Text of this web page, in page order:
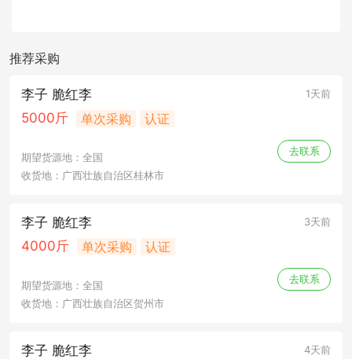
推荐采购
李子 脆红李 1天前
5000斤 单次采购 认证
期望货源地：全国
去联系
收货地：广西壮族自治区桂林市
李子 脆红李 3天前
4000斤 单次采购 认证
期望货源地：全国
去联系
收货地：广西壮族自治区贺州市
李子 脆红李 4天前